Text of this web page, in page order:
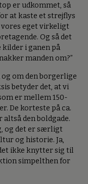
er udkommet, så
at kaste et strejflys
eget virkeligt
Og så det
i ganen på
manden om?”
om den borgerlige
betyder det, at vi
er mellem 150-
De korteste på ca.
altså den boldgade.
og det er særligt
og historie. Ja,
ikke knytter sig til
simpelthen for